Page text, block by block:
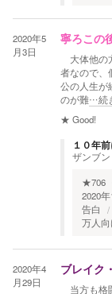
2020年5
月3日
寧ろこの
大体他の
者なので、
公の人生が
のが難…続
★ Good!
１０年
ザンブン
★706
2020
告白
万人向
2020年4
月29日
ブレイク
当方も格